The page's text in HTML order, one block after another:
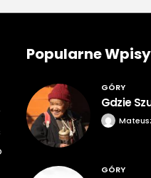
Popularne Wpisy
GÓRY
Gdzie
GÓRY